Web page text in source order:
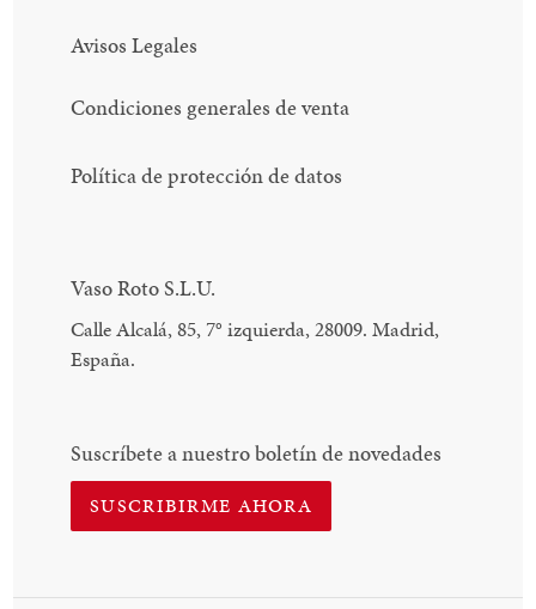
Avisos Legales
Condiciones generales de venta
Política de protección de datos
Vaso Roto S.L.U.
Calle Alcalá, 85, 7° izquierda, 28009. Madrid,
España.
Suscríbete a nuestro boletín de novedades
SUSCRIBIRME AHORA